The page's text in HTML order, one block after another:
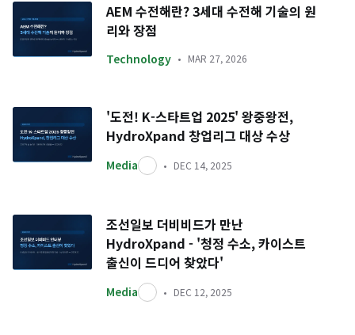
AEM 수전해란? 3세대 수전해 기술의 원
리와 장점
Technology MAR 27, 2026
'도전! K-스타트업 2025' 왕중왕전,
HydroXpand 창업리그 대상 수상
Media DEC 14, 2025
조선일보 더비비드가 만난
HydroXpand - '청정 수소, 카이스트
출신이 드디어 찾았다'
Media DEC 12, 2025